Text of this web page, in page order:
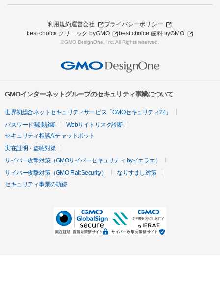
利用規約運営会社
プライバシーポリシー
best choice クリニック byGMO
best choice 歯科 byGMO
©GMO DesignOne, Inc. All Rights reserved.
GMOインターネットグループのセキュリティ事業について
世界初総合ネットセキュリティサービス「GMOセキュリティ24」
パスワード漏洩診断
Webサイトリスク診断
セキュリティ相談AIチャットボット
実在証明・盗聴対策
サイバー攻撃対策（GMOサイバーセキュリティ byイエラエ）
サイバー攻撃対策（GMO Flatt Security）
なりすまし対策
セキュリティ事業の軌跡